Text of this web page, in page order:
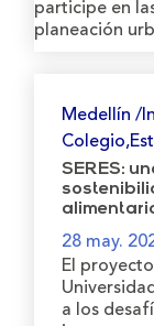
participe en
planeación
Medellín /
SERES:
28 may.
El
a los